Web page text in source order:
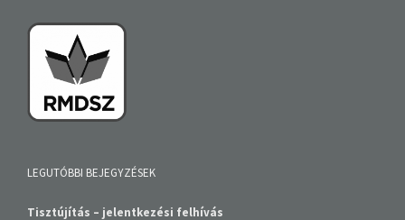
LEGUTÓBBI BEJEGYZÉSEK
Tisztújítás – jelentkezési felhívás